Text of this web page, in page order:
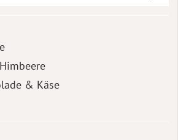
& Käse